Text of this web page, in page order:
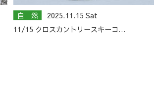
自 然
2025.11.15 Sat
11/15 クロスカントリースキーコ…